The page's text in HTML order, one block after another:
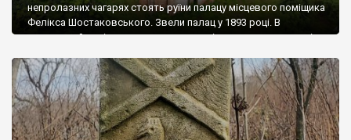
непролазних чагарях стоять руїни палацу місцевого поміщика
Фелікса Шостаковського. Звели палац у 1893 році. В
радянський період у ньому спочатку містилася школа, потім
століття тут розмістили туберкульозну лікарню. Коли із
палацу виїхала лікарня – ми точно не […]